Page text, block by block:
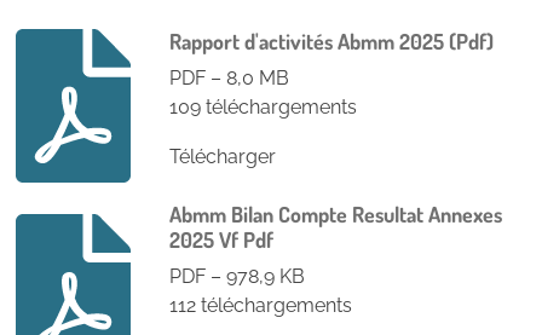
Rapport d'activités Abmm 2025 (Pdf)
PDF – 8,0 MB
109 téléchargements
Télécharger
Abmm Bilan Compte Resultat Annexes
2025 Vf Pdf
PDF – 978,9 KB
112 téléchargements